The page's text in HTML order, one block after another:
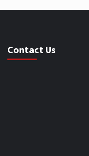
Contact Us